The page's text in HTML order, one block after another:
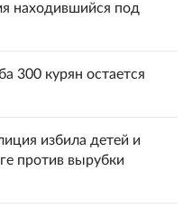
находившийся под
300 курян остается
избила детей и
против вырубки